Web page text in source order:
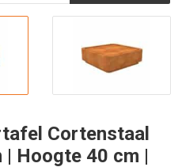
Cortenstaal
Hoogte 40 cm |